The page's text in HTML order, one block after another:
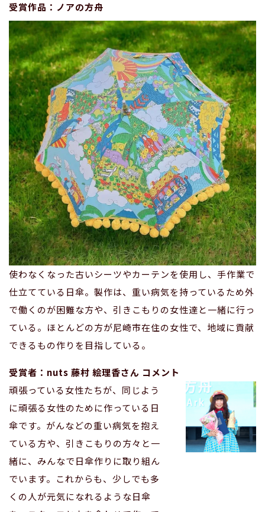
受賞作品：ノアの方舟
使わなくなった古いシーツやカーテンを使用し、手作業で
仕立てている日傘。製作は、重い病気を持っているため外
で働くのが困難な方や、引きこもりの女性達と一緒に行っ
ている。ほとんどの方が尼崎市在住の女性で、地域に貢献
できるもの作りを目指している。
受賞者：nuts 藤村 絵理香さん コメント
頑張っている女性たちが、同じよう
に頑張る女性のために作っている日
傘です。がんなどの重い病気を抱え
ている方や、引きこもりの方々と一
緒に、みんなで日傘作りに取り組ん
でいます。これからも、少しでも多
くの人が元気になれるような日傘